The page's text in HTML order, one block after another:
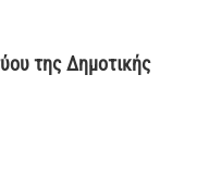
της Δημοτικής